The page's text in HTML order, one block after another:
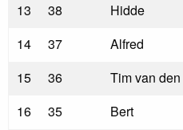
13
38 Hidde
14
37 Alfred
15
36 Tim van den
16
35 Bert